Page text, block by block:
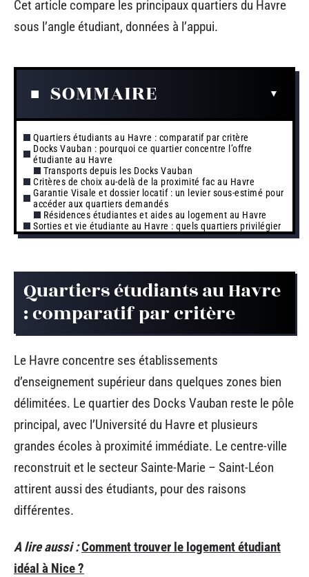
Cet article compare les principaux quartiers du Havre
sous l’angle étudiant, données à l’appui.
SOMMAIRE
Quartiers étudiants au Havre : comparatif par critère
Docks Vauban : pourquoi ce quartier concentre l’offre
étudiante au Havre
Transports depuis les Docks Vauban
Critères de choix au-delà de la proximité fac au Havre
Garantie Visale et dossier locatif : un levier sous-estimé pour
accéder aux quartiers demandés
Résidences étudiantes et aides au logement au Havre
Sorties et vie étudiante au Havre : quels quartiers privilégier
Quartiers étudiants au Havre
: comparatif par critère
Le Havre concentre ses établissements
d’enseignement supérieur dans quelques zones bien
délimitées. Le quartier des Docks Vauban reste le pôle
principal, avec l’Université du Havre et plusieurs
grandes écoles à proximité immédiate. Le centre-ville
reconstruit et le secteur Sainte-Marie – Saint-Léon
attirent aussi des étudiants, pour des raisons
différentes.
A lire aussi :Comment trouver le logement étudiant
idéal à Nice ?